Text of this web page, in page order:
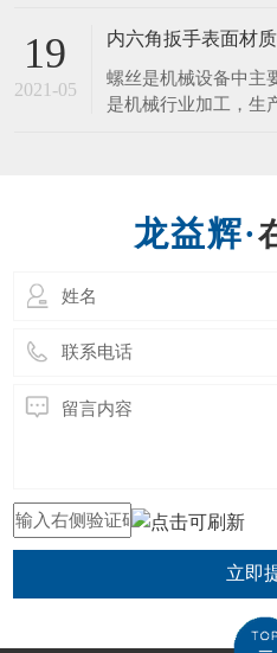
以下几项优点。 1．
还要快。 2．一个开
—6种规格的螺丝，
19
2021-05
内六角扳手表面材
螺丝是机械设备中主
是机械行业加工，生
亮度，在外加直流电
立即